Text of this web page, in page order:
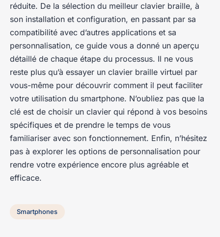
réduite. De la sélection du meilleur clavier braille, à
son installation et configuration, en passant par sa
compatibilité avec d’autres applications et sa
personnalisation, ce guide vous a donné un aperçu
détaillé de chaque étape du processus. Il ne vous
reste plus qu’à essayer un clavier braille virtuel par
vous-même pour découvrir comment il peut faciliter
votre utilisation du smartphone. N’oubliez pas que la
clé est de choisir un clavier qui répond à vos besoins
spécifiques et de prendre le temps de vous
familiariser avec son fonctionnement. Enfin, n’hésitez
pas à explorer les options de personnalisation pour
rendre votre expérience encore plus agréable et
efficace.
Smartphones